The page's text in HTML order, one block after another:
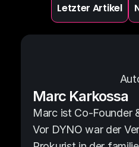
Letzter Artikel
Marc Karkossa
Marc ist Co-Founder
Vor DYNO war der